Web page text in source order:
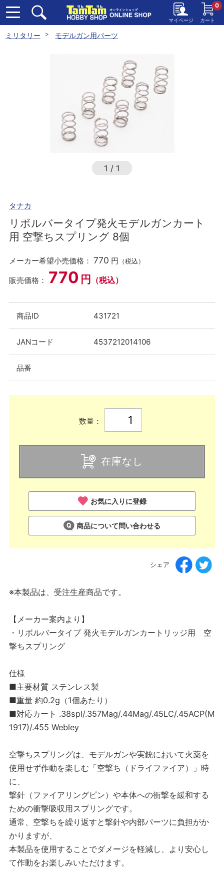
マイページ カート
0
ミリタリー モデルガン用パーツ
1 / 1
タナカ
リボルバータイプ発火モデルガンカート
用 空撃ちスプリング 8個
メーカー希望小売価格： 770 円 （税込）
販売価格： 770 円 （税込）
商品ID 431721
JANコード 4537212014106
品番
数量：
在庫なし
お気に入りに登録
商品について問い合わせる
シェア
※本製品は、受注生産商品です。
【メーカー案内より】
・リボルバータイプ 発火モデルガンカートリッジ用 空
撃ちスプリング
仕様
■主要材質 ステンレス製
■重量 約0.2g（1個あたり）
■対応カート .38spl/.357Mag/.44Mag/.45LC/.45ACP(M
1917)/.455 Webley
空撃ちスプリングは、モデルガンや実銃において火薬を
使用せず作動を楽しむ「空撃ち（ドライファイア）」時
に、
撃針（ファイアリングピン）や本体への衝撃を緩和する
ための衝撃吸収用スプリングです。
通常、空撃ちを繰り返すと撃針や内部パーツに負担がか
かりますが、
本製品を使用することでダメージを軽減し、より安心し
て作動をお楽しみいただけます。